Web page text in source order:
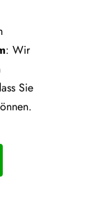
: Wir
Sie